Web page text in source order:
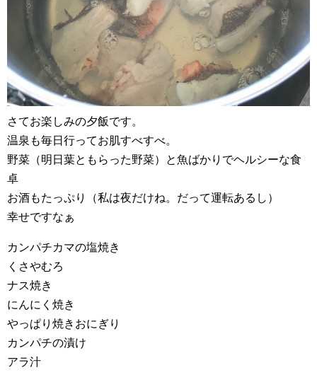
さてお楽しみの夕飯です。
温泉も毎日行ってお肌すべすべ。
野菜（明日葉ともらった野菜）と魚ばかりでヘルシーな食
卓
お酒もたっぷり（私は夜だけね。だって運転あるし）
幸せですなぁ
カンパチカマの塩焼き
くさやむろ
ナス焼き
にんにく焼き
やっぱり焼きおにぎり
カンパチの漬け
アラ汁